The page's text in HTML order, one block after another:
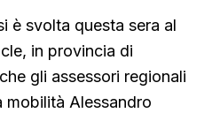
è svolta questa sera al
in provincia di
gli assessori regionali
mobilità Alessandro